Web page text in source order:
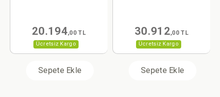
Ücretsiz Kargo
20.194,00 TL
Sepete Ekle
Ücretsiz Kargo
30.912,00 TL
Sepete Ekle